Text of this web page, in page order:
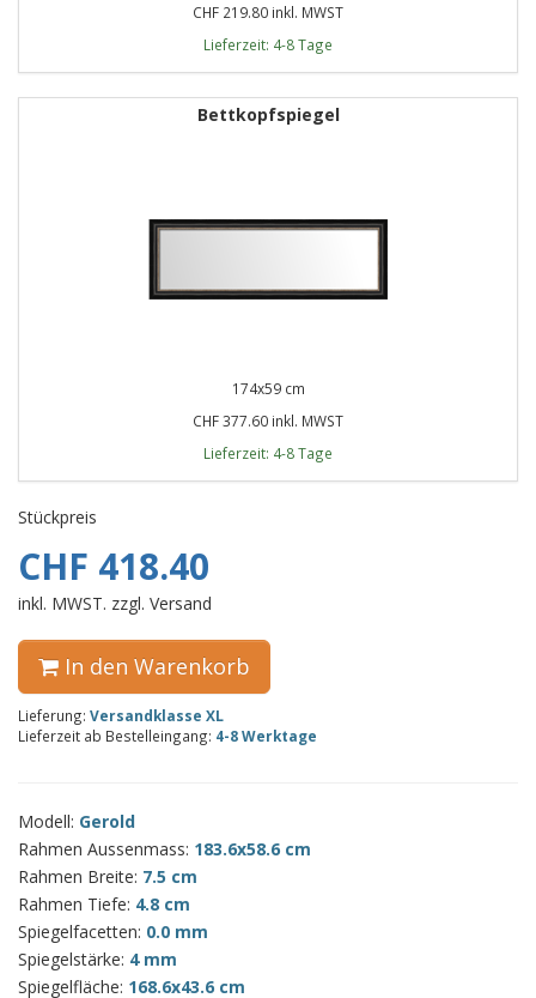
CHF 219.80 inkl. MWST
Lieferzeit: 4-8 Tage
Bettkopfspiegel
174x59 cm
CHF 377.60 inkl. MWST
Lieferzeit: 4-8 Tage
Stückpreis
CHF 418.40
inkl. MWST. zzgl. Versand
In den Warenkorb
Lieferung: Versandklasse XL
Lieferzeit ab Bestelleingang: 4-8 Werktage
Modell: Gerold
Rahmen Aussenmass: 183.6x58.6 cm
Rahmen Breite: 7.5 cm
Rahmen Tiefe: 4.8 cm
Spiegelfacetten: 0.0 mm
Spiegelstärke: 4 mm
Spiegelfläche: 168.6x43.6 cm